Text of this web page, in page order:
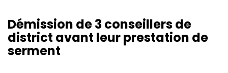
Démission de 3 conseillers de
district avant leur prestation de
serment